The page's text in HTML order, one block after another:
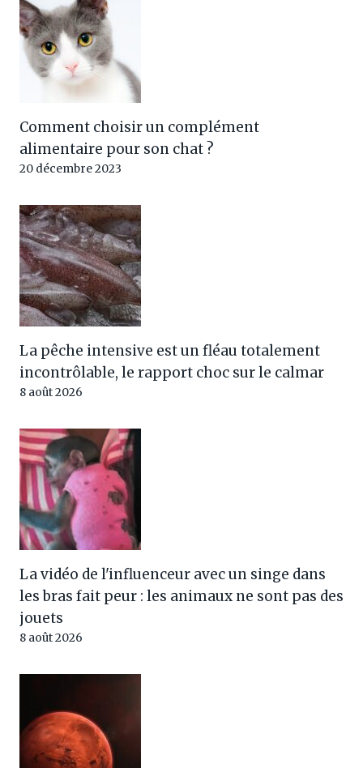
Comment choisir un complément
alimentaire pour son chat ?
20 décembre 2023
La pêche intensive est un fléau totalement
incontrôlable, le rapport choc sur le calmar
8 août 2026
La vidéo de l'influenceur avec un singe dans
les bras fait peur : les animaux ne sont pas des
jouets
8 août 2026